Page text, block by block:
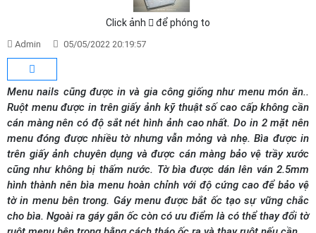
Click ảnh để phóng to
Admin 05/05/2022 20:19:57
Menu nails cũng được in và gia công giống như menu món ăn..
Ruột menu được in trên giấy ảnh kỹ thuật số cao cấp không cần
cán màng nên có độ sắt nét hình ảnh cao nhất. Do in 2 mặt nên
menu đóng được nhiều tờ nhưng vẫn mỏng và nhẹ. Bìa được in
trên giấy ảnh chuyên dụng và được cán màng bảo vệ trầy xước
cũng như không bị thấm nước. Tờ bìa được dán lên ván 2.5mm
hình thành nên bìa menu hoàn chỉnh với độ cứng cao để bảo vệ
tờ in menu bên trong. Gáy menu được bắt ốc tạo sự vững chắc
cho bìa. Ngoài ra gáy gắn ốc còn có ưu điểm là có thể thay đổi tờ